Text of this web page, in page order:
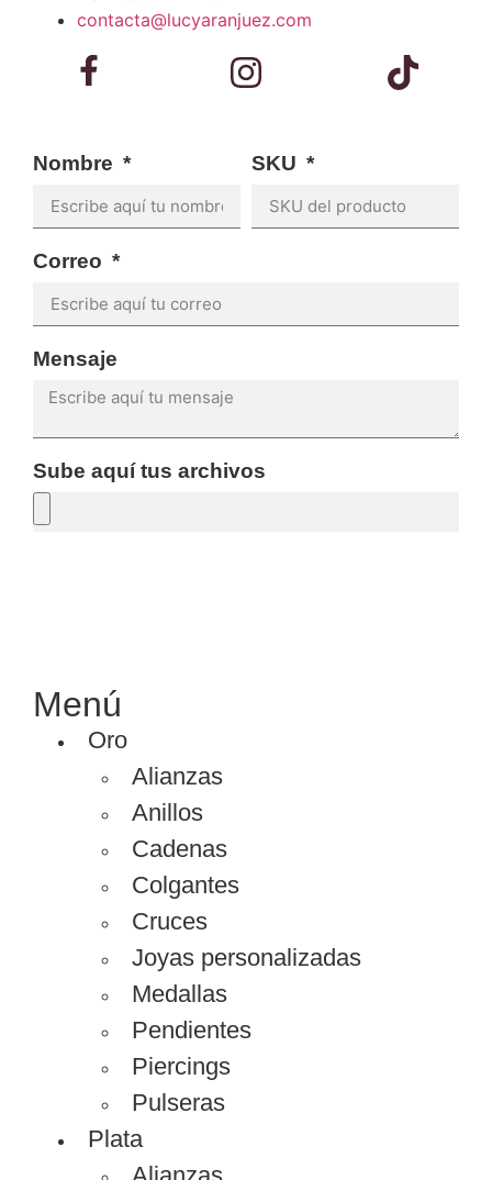
contacta@lucyaranjuez.com
Nombre SKU
Correo
Mensaje
Sube aquí tus archivos
Menú
Oro
Alianzas
Anillos
Cadenas
Colgantes
Cruces
Joyas personalizadas
Medallas
Pendientes
Piercings
Pulseras
Plata